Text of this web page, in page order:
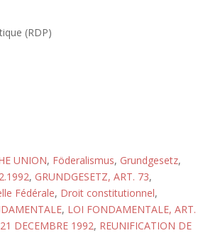
(RDP)
UNION, Föderalismus, Grundgesetz,
, GRUNDGESETZ, ART. 73,
Fédérale, Droit constitutionnel,
, LOI FONDAMENTALE, ART.
DECEMBRE 1992, REUNIFICATION DE